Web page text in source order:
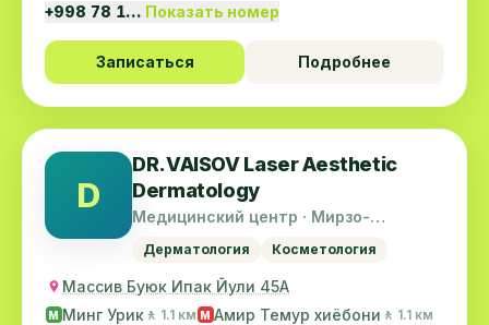
+998 78 1… Показать номер
Записаться Подробнее
D
DR.VAISOV Laser Aesthetic
Dermatology
Медицинский центр · Мирзо-
Дерматология Косметология
Массив Буюк Ипак Йули 45А
M Минг Урик 🚶 1.1 км M Амир Темур хиёбони 🚶 1.1 км